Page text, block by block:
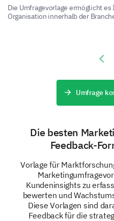
Einfache
Zahlungsprozess
Kundensupport
Die Umfragevorlage ermöglicht
Organisation innerhalb der
Umfrage
Die besten
Feedback-
Vorlage für
Kundeninsights zu
bewerten und
Diese Vorlagen sind
Feedback für die